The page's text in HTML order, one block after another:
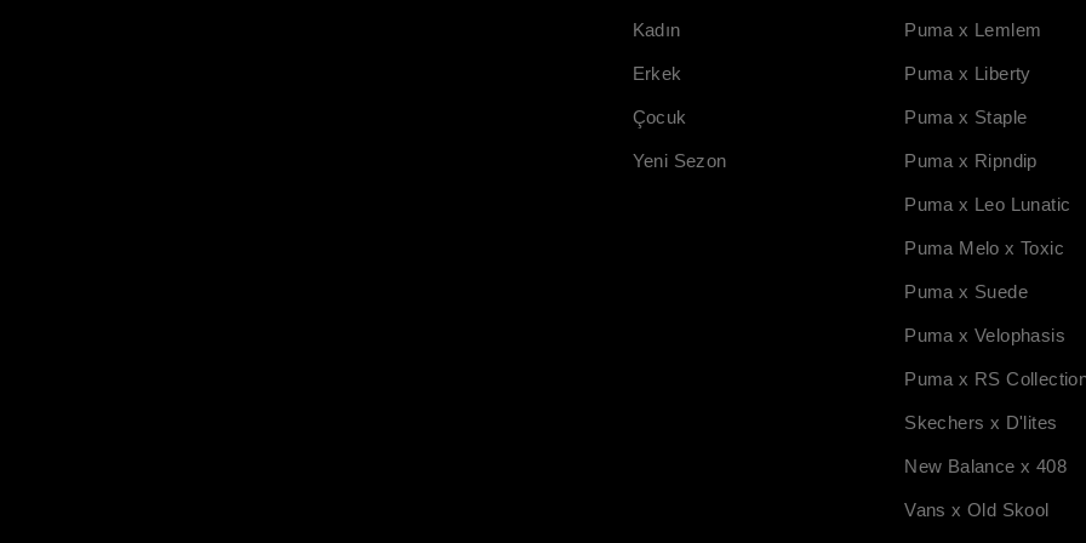
Kadın
Erkek
Çocuk
Yeni Sezon
Puma x Lemlem
Puma x Liberty
Puma x Staple
Puma x Ripndip
Puma x Leo Lunatic
Puma Melo x Toxic
Puma x Suede
Puma x Velophasis
Puma x RS
Skechers x D'lites
New Balance x 408
Vans x Old Skool